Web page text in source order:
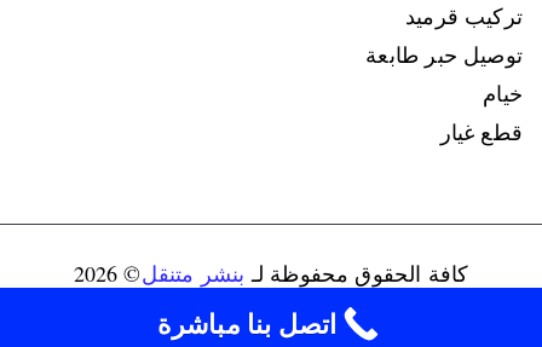
تركيب قرميد
توصيل حبر طابعة
خيام
قطع غيار
كافة الحقوق محفوظة لـ بنشر متنقل© 2026
connect@ads-kuwait.net
+96598080146‬اتصل بنا مباشرة